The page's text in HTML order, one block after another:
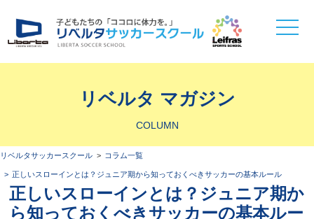
toggle
リベルタ マガジン
COLUMN
リベルタサッカースクール コラム一覧
正しいスローインとは？ジュニア期から知っておくべきサッカーの基本ルール
正しいスローインとは？ジュニア期か
ら知っておくべきサッカーの基本ルー